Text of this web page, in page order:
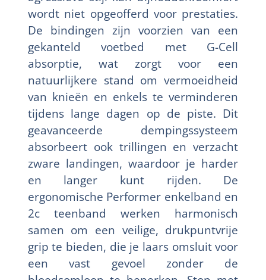
wordt niet opgeofferd voor prestaties.
De bindingen zijn voorzien van een
gekanteld voetbed met G-Cell
absorptie, wat zorgt voor een
natuurlijkere stand om vermoeidheid
van knieën en enkels te verminderen
tijdens lange dagen op de piste. Dit
geavanceerde dempingssysteem
absorbeert ook trillingen en verzacht
zware landingen, waardoor je harder
en langer kunt rijden. De
ergonomische Performer enkelband en
2c teenband werken harmonisch
samen om een veilige, drukpuntvrije
grip te bieden, die je laars omsluit voor
een vast gevoel zonder de